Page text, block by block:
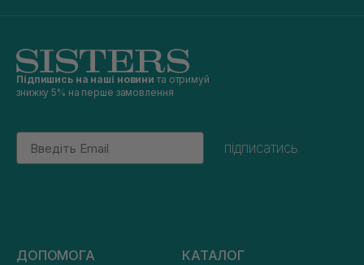
Підпишись на наші новини та отримуй
знижку 5% на перше замовлення
Email
підписатись
ДОПОМОГА КАТАЛОГ